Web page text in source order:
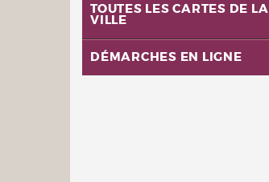
TOUTES LES CARTES DE LA
VILLE
DÉMARCHES EN LIGNE